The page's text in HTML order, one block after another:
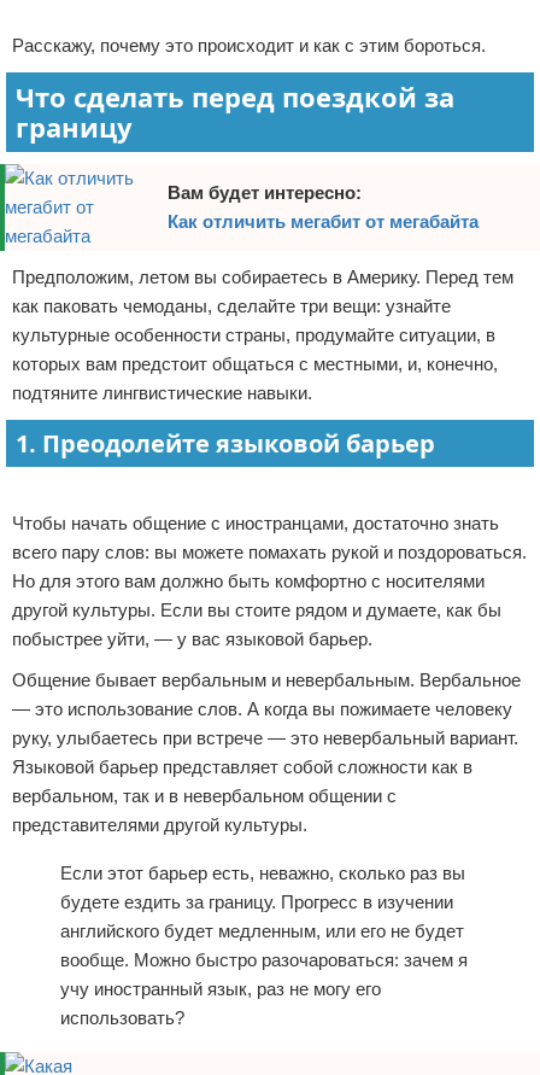
Расскажу, почему это происходит и как с этим бороться.
Что сделать перед поездкой за
границу
Вам будет интересно:
Как отличить мегабит от мегабайта
Предположим, летом вы собираетесь в Америку. Перед тем
как паковать чемоданы, сделайте три вещи: узнайте
культурные особенности страны, продумайте ситуации, в
которых вам предстоит общаться с местными, и, конечно,
подтяните лингвистические навыки.
1. Преодолейте языковой барьер
Чтобы начать общение с иностранцами, достаточно знать
всего пару слов: вы можете помахать рукой и поздороваться.
Но для этого вам должно быть комфортно с носителями
другой культуры. Если вы стоите рядом и думаете, как бы
побыстрее уйти, — у вас языковой барьер.
Общение бывает вербальным и невербальным. Вербальное
— это использование слов. А когда вы пожимаете человеку
руку, улыбаетесь при встрече — это невербальный вариант.
Языковой барьер представляет собой сложности как в
вербальном, так и в невербальном общении с
представителями другой культуры.
Если этот барьер есть, неважно, сколько раз вы
будете ездить за границу. Прогресс в изучении
английского будет медленным, или его не будет
вообще. Можно быстро разочароваться: зачем я
учу иностранный язык, раз не могу его
использовать?